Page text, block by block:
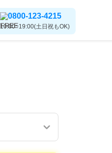
0800-123-4215
10:00~19:00(土日祝もOK)